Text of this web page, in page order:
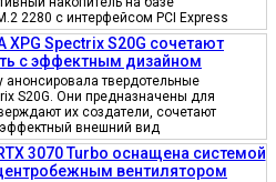
2280 с интерфейсом PCI Express
XPG Spectrix S20G сочетают
с эффектным дизайном
анонсировала твердотельные
S20G. Они предназначены для
их создатели, сочетают
внешний вид
3070 Turbo оснащена системой
вентилятором